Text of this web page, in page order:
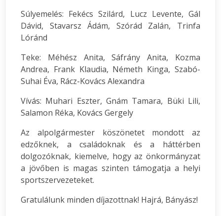
Súlyemelés: Fekécs Szilárd, Lucz Levente, Gál
Dávid, Stavarsz Ádám, Szórád Zalán, Trinfa
Lóránd
Teke: Méhész Anita, Sáfrány Anita, Kozma
Andrea, Frank Klaudia, Németh Kinga, Szabó-
Suhai Éva, Rácz-Kovács Alexandra
Vívás: Muhari Eszter, Gnám Tamara, Büki Lili,
Salamon Réka, Kovács Gergely
Az alpolgármester köszönetet mondott az
edzőknek, a családoknak és a háttérben
dolgozóknak, kiemelve, hogy az önkormányzat
a jövőben is magas szinten támogatja a helyi
sportszervezeteket.
Gratulálunk minden díjazottnak! Hajrá, Bányász!